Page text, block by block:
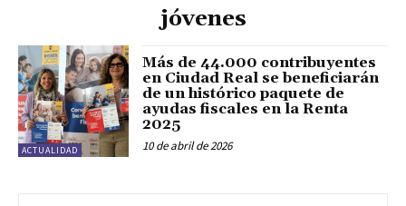
jóvenes
ACTUALIDAD
Más de 44.000 contribuyentes
en Ciudad Real se beneficiarán
de un histórico paquete de
ayudas fiscales en la Renta
2025
10 de abril de 2026